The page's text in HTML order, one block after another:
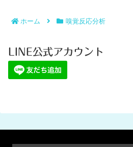
ホーム 嗅覚反応分析
LINE公式アカウント